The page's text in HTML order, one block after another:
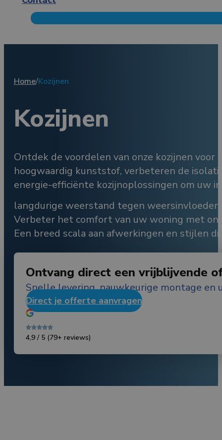
Home/Kozijnen
Kozijnen
Ontdek de voordelen van onze kozijnen
hoogwaardig kunststof, verbeteren de
energie-efficiënte kozijnoplossingen om uw
langdurige weerstand tegen
Verbeter het comfort van uw woning met
Een breed scala aan afwerkingen en stijlen
Ontvang direct een vrijblijvende
Snelle levering, nauwkeurige montage en
Direct je offerte aanvragen
4,9 / 5 (79+ reviews)